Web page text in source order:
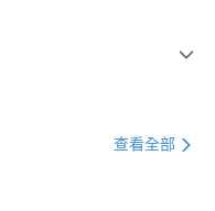
查看全部